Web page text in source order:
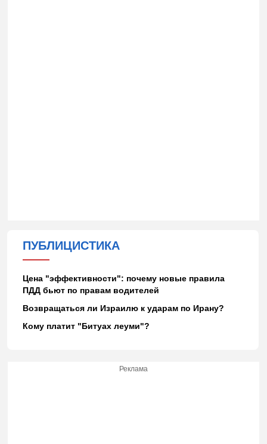
ПУБЛИЦИСТИКА
Цена "эффективности": почему новые правила
ПДД бьют по правам водителей
Возвращаться ли Израилю к ударам по Ирану?
Кому платит "Битуах леуми"?
Реклама